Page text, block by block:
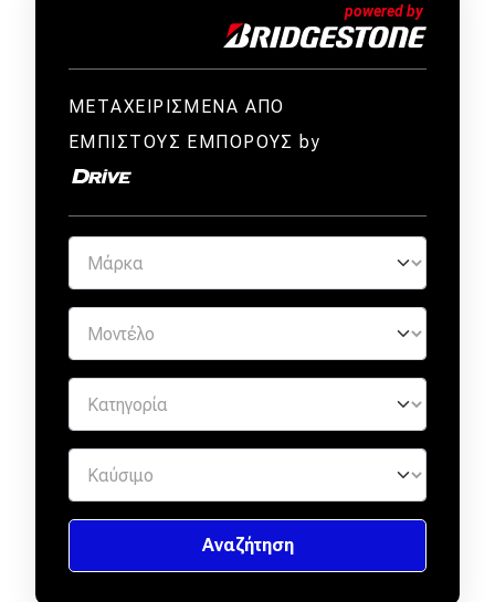
ΜΕΤΑΧΕΙΡΙΣΜΕΝΑ ΑΠΟ
ΕΜΠΙΣΤΟΥΣ ΕΜΠΟΡΟΥΣ by